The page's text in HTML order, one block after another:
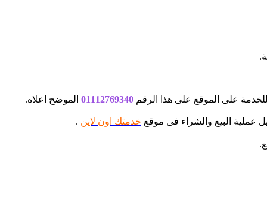
على الموقع على هذا الرقم 01112769340 الموضح اعلاه.
عملية البيع والشراء فى موقع خدمتك اون لاين .